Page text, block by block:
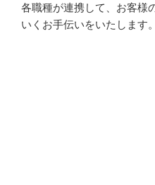
各職種が連携して、お客様
いくお手伝いをいたします。